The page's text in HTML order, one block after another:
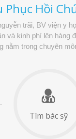
Phục Hồi
trãi, BV viện y
kinh phí lên hàng
nằm trong chuyên
Tìm bác sỹ